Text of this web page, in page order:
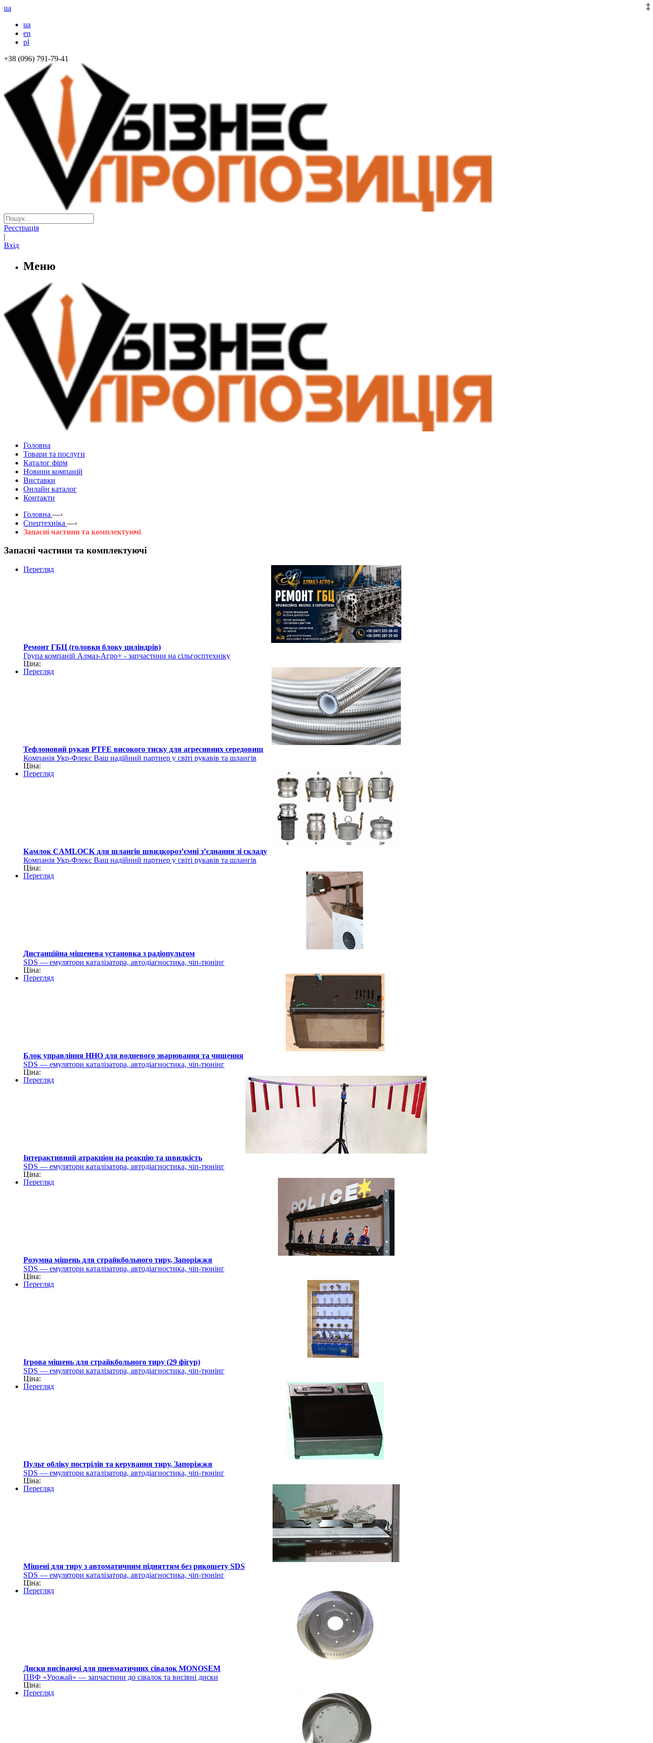
ua
ua
en
pl
+38 (096) 791-79-41
Реєстрація
|
Вхід
Меню
Головна
Товари та послуги
Каталог фірм
Новини компаній
Виставки
Онлайн каталог
Контакти
Головна —›
Спецтехніка —›
Запасні частини та комплектуючі
Запасні частини та комплектуючі
Перегляд
Ремонт ГБЦ (головки блоку циліндрів)
Група компаній Алмаз-Агро+ - запчастини на сільгосптехніку
Ціна:
Перегляд
Тефлоновий рукав PTFE високого тиску для агресивних середовищ
Компанія Укр-Флекс Ваш надійний партнер у світі рукавів та шлангів
Ціна:
Перегляд
Камлок CAMLOCK для шлангів швидкороз’ємні з’єднання зі складу
Компанія Укр-Флекс Ваш надійний партнер у світі рукавів та шлангів
Ціна:
Перегляд
Дистанційна мішенева установка з радіопультом
SDS — емулятори каталізатора, автодіагностика, чіп-тюнінг
Ціна:
Перегляд
Блок управління HHO для водневого зварювання та чищення
SDS — емулятори каталізатора, автодіагностика, чіп-тюнінг
Ціна:
Перегляд
Інтерактивний атракціон на реакцію та швидкість
SDS — емулятори каталізатора, автодіагностика, чіп-тюнінг
Ціна:
Перегляд
Розумна мішень для страйкбольного тиру, Запоріжжя
SDS — емулятори каталізатора, автодіагностика, чіп-тюнінг
Ціна:
Перегляд
Ігрова мішень для страйкбольного тиру (29 фігур)
SDS — емулятори каталізатора, автодіагностика, чіп-тюнінг
Ціна:
Перегляд
Пульт обліку пострілів та керування тиру, Запоріжжя
SDS — емулятори каталізатора, автодіагностика, чіп-тюнінг
Ціна:
Перегляд
Мішені для тиру з автоматичним підняттям без рикошету SDS
SDS — емулятори каталізатора, автодіагностика, чіп-тюнінг
Ціна:
Перегляд
Диски висіваючі для пневматичних сівалок MONOSEM
ПВФ «Урожай» — запчастини до сівалок та висівні диски
Ціна:
Перегляд